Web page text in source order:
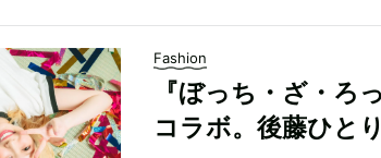
Fashion
『ぼっち・ざ・ろ
コラボ。後藤ひと